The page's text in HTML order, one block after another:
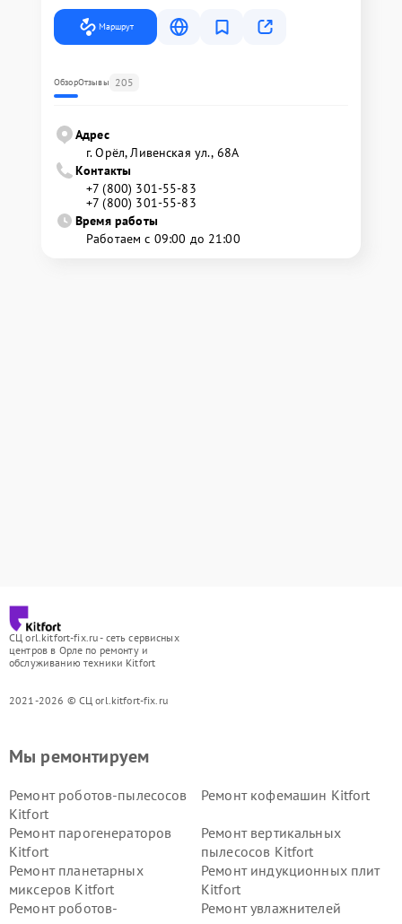
Маршрут
ОбзорОтзывы 205
Адрес
г. Орёл, Ливенская ул., 68А
Контакты
+7 (800) 301-55-83
+7 (800) 301-55-83
Время работы
Работаем с 09:00 до 21:00
СЦ orl.kitfort-fix.ru - сеть сервисных
центров в Орле по ремонту и
обслуживанию техники Kitfort
2021-2026 © СЦ orl.kitfort-fix.ru
Мы ремонтируем
Ремонт роботов-пылесосов
Kitfort
Ремонт кофемашин Kitfort
Ремонт парогенераторов
Kitfort
Ремонт вертикальных
пылесосов Kitfort
Ремонт планетарных
миксеров Kitfort
Ремонт индукционных плит
Kitfort
Ремонт роботов-
Ремонт увлажнителей